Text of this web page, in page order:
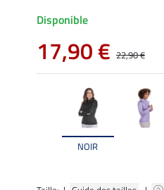
NOIR
Disponible
17,90 € 22,90 €